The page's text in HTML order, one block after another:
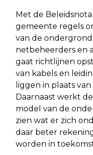
Met de
gemeente regels
van de
netbeheerders en
gaat richtlijnen
van kabels en
liggen in plaats
Daarnaast werkt
model van de
zien wat er zich
daar beter
worden in